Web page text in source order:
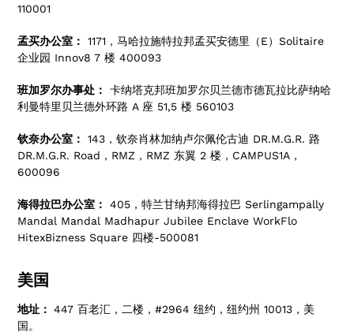
110001
孟买办公室：
1171，马哈拉施特拉邦孟买安德里（E）Solitaire
企业园 Innov8 7 楼 400093
班加罗尔办事处：
卡纳塔克邦班加罗尔贝兰德市德瓦拉比萨纳哈
利曼特里贝兰德外环路 A 座 51,5 楼 560103
钦奈办公室：
143，钦奈肖林加纳卢尔佩伦古迪 DR.M.G.R. 路
DR.M.G.R. Road，RMZ，RMZ 东翼 2 楼，CAMPUS1A，
600096
海得拉巴办公室：
405，特兰甘纳邦海得拉巴 Serlingampally
Mandal Mandal Madhapur Jubilee Enclave WorkFlo
HitexBizness Square 四楼-500081
美国
地址：447 百老汇，二楼，#2964 纽约，纽约州 10013，美
国。